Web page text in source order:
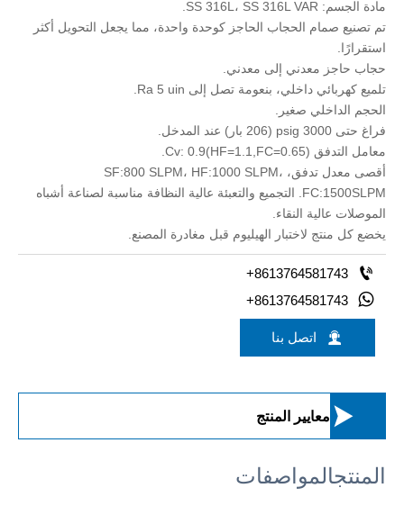
مادة الجسم: SS 316L، SS 316L VAR.
تم تصنيع صمام الحجاب الحاجز كوحدة واحدة، مما يجعل التحويل أكثر
استقرارًا.
حجاب حاجز معدني إلى معدني.
تلميع كهربائي داخلي، بنعومة تصل إلى Ra 5 uin.
الحجم الداخلي صغير.
فراغ حتى 3000 psig (206 بار) عند المدخل.
معامل التدفق Cv: 0.9(HF=1.1,FC=0.65).
أقصى معدل تدفق، SF:800 SLPM، HF:1000 SLPM،
FC:1500SLPM. التجميع والتعبئة عالية النظافة مناسبة لصناعة أشباه
الموصلات عالية النقاء.
يخضع كل منتج لاختبار الهيليوم قبل مغادرة المصنع.

+8613764581743

+8613764581743
 اتصل بنا
 معايير المنتج
المنتجالمواصفات